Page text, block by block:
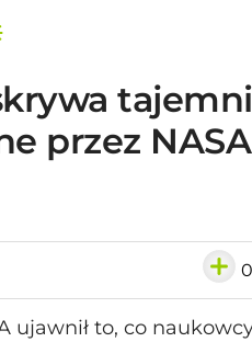
przez
0
ujawnił to, co